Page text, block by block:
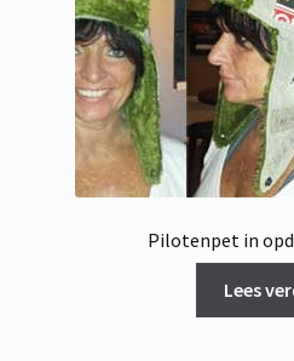
Pilotenpet in
Lees